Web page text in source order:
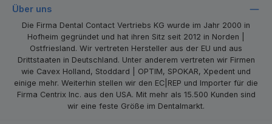
Über uns
Die Firma Dental Contact Vertriebs KG wurde im Jahr 2000 in
Hofheim gegründet und hat ihren Sitz seit 2012 in Norden |
Ostfriesland. Wir vertreten Hersteller aus der EU und aus
Drittstaaten in Deutschland. Unter anderem vertreten wir Firmen
wie Cavex Holland, Stoddard | OPTIM, SPOKAR, Xpedent und
einige mehr. Weiterhin stellen wir den EC|REP und Importer für die
Firma Centrix Inc. aus den USA. Mit mehr als 15.500 Kunden sind
wir eine feste Größe im Dentalmarkt.